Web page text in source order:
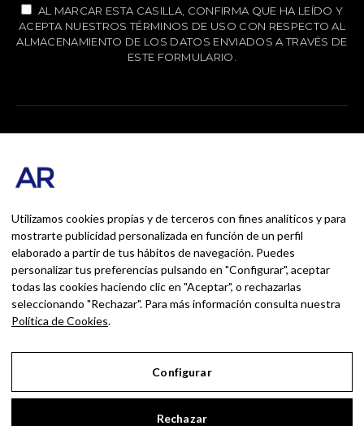
AL MARCAR ESTA CASILLA, CONFIRMA QUE HA LEÍDO Y
ACEPTA NUESTROS TÉRMINOS DE USO CON RESPECTO AL
ALMACENAMIENTO DE LOS DATOS ENVIADOS A TRAVÉS DE
ESTE FORMULARIO.
#FORMACIÓN
#OUTDOOR
#CONTACTO
SOBRE MÍ
Blog personal y profesional de Andrés
Romero. Experiencias personales y
profesionales de una persona que disfruta
con lo que hace cada día
Utilizamos cookies propias y de terceros con fines analíticos y para
mostrarte publicidad personalizada en función de un perfil
elaborado a partir de tus hábitos de navegación. Puedes
personalizar tus preferencias pulsando en "Configurar", aceptar
todas las cookies haciendo clic en "Aceptar", o rechazarlas
seleccionando "Rechazar". Para más información consulta nuestra
Política de Cookies.
Configurar
Rechazar
Aviso Legal
Política de Privacidad